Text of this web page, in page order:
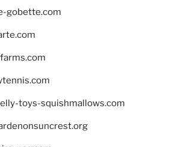
gobette.com
toys-squishmallows.com